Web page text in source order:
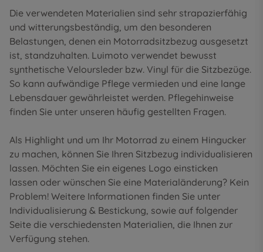
Die verwendeten Materialien sind sehr strapazierfähig
und witterungsbeständig, um den besonderen
Belastungen, denen ein Motorradsitzbezug ausgesetzt
ist, standzuhalten. Luimoto verwendet bewusst
synthetische Veloursleder bzw. Vinyl für die Sitzbezüge.
So kann aufwändige Pflege vermieden und eine lange
Lebensdauer gewährleistet werden. Pflegehinweise
finden Sie unter unseren häufig gestellten Fragen.
Als Highlight und um Ihr Motorrad zu einem Hingucker
zu machen, können Sie Ihren Sitzbezug individualisieren
lassen. Möchten Sie ein eigenes Logo einsticken
lassen oder wünschen Sie eine Materialänderung? Kein
Problem! Weitere Informationen finden Sie unter
Individualisierung & Bestickung, sowie auf folgender
Seite die verschiedensten Materialien, die Ihnen zur
Verfügung stehen.